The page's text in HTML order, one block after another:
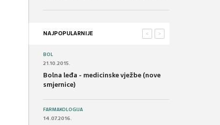
NAJPOPULARNIJE >
<
BOL
21.10.2015.
Bolna leđa - medicinske vježbe (nove
smjernice)
FARMAKOLOGIJA
14.07.2016.